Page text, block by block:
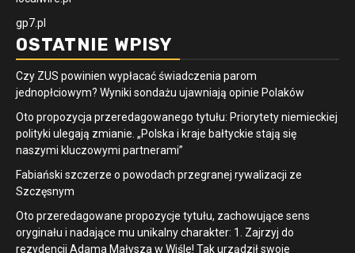
gp7.pl
OSTATNIE WPISY
Czy ZUS powinien wypłacać świadczenia parom
jednopłciowym? Wyniki sondażu ujawniają opinie Polaków
Oto propozycja przeredagowanego tytułu: Priorytety niemieckiej
polityki ulegają zmianie. „Polska i kraje bałtyckie stają się
naszymi kluczowymi partnerami”
Fabiański szczerze o powodach przegranej rywalizacji ze
Szczęsnym
Oto przeredagowane propozycje tytułu, zachowujące sens
oryginału i nadające mu unikalny charakter: 1. Zajrzyj do
rezydencji Adama Małysza w Wiśle! Tak urządził swoje